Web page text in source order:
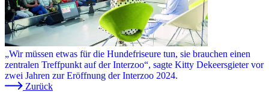
„Wir müssen etwas für die Hundefriseure tun, sie brauchen einen
zentralen Treffpunkt auf der Interzoo“, sagte Kitty Dekeersgieter vor
zwei Jahren zur Eröffnung der Interzoo 2024.
Zurück